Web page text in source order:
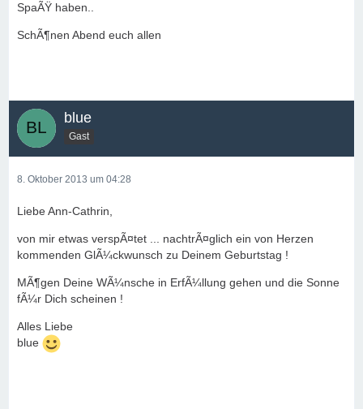
SpaÃŸ haben..
SchÃ¶nen Abend euch allen
blue
Gast
8. Oktober 2013 um 04:28
Liebe Ann-Cathrin,
von mir etwas verspÃ¤tet ... nachtrÃ¤glich ein von Herzen
kommenden GlÃ¼ckwunsch zu Deinem Geburtstag !
MÃ¶gen Deine WÃ¼nsche in ErfÃ¼llung gehen und die Sonne
fÃ¼r Dich scheinen !
Alles Liebe
blue